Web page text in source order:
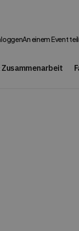
An einem Event
Zusammenarbeit